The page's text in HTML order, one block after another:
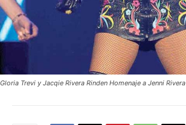
Gloria Trevi y Jacqie Rivera Rinden Homenaje a Jenni Rivera